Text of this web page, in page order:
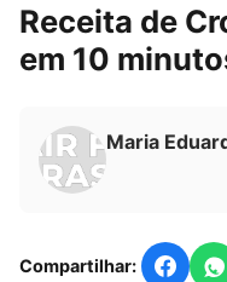
Receita de
em 10
Maria
Compartilhar: